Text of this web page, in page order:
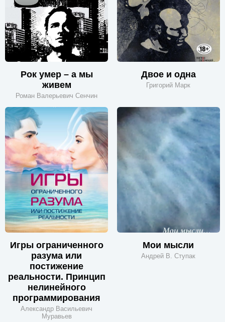
Рок умер – а мы
живем
Роман Валерьевич Сенчин
Двое и одна
Григорий Марк
Игры ограниченного
разума или
постижение
реальности. Принцип
нелинейного
программирования
Александр Васильевич
Муравьев
Мои мысли
Андрей В. Ступак